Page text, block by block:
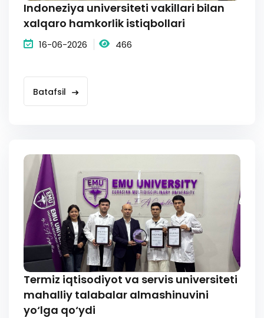
Indoneziya universiteti vakillari bilan
xalqaro hamkorlik istiqbollari
16-06-2026 466
Batafsil
Termiz iqtisodiyot va servis universiteti
mahalliy talabalar almashinuvini
yo‘lga qo‘ydi